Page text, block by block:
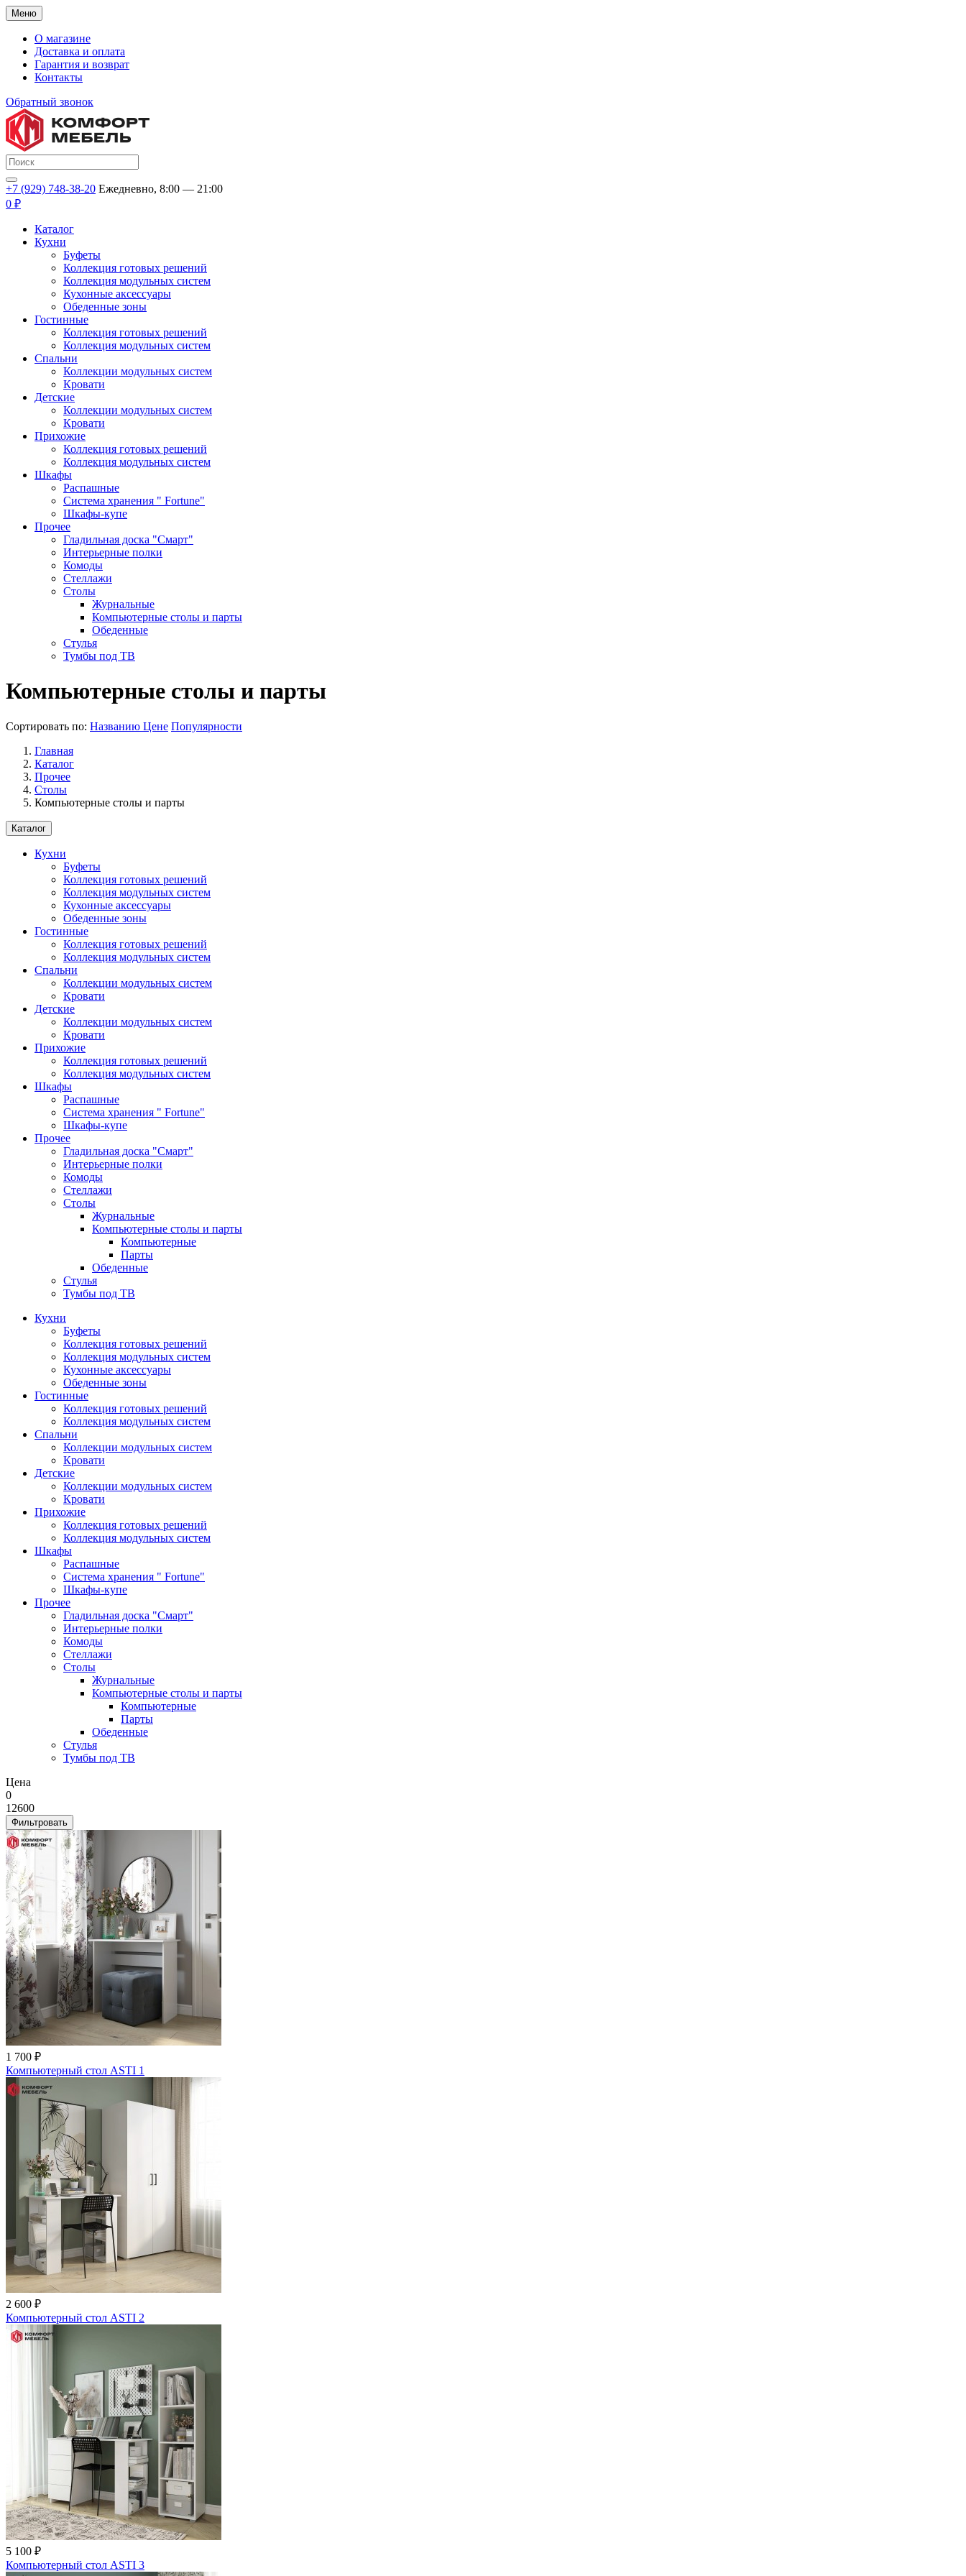
Меню
О магазине
Доставка и оплата
Гарантия и возврат
Контакты
Обратный звонок
+7 (929) 748-38-20 Ежедневно, 8:00 — 21:00
0 ₽
Каталог
Кухни
Буфеты
Коллекция готовых решений
Коллекция модульных систем
Кухонные аксессуары
Обеденные зоны
Гостинные
Коллекция готовых решений
Коллекция модульных систем
Спальни
Коллекции модульных систем
Кровати
Детские
Коллекции модульных систем
Кровати
Прихожие
Коллекция готовых решений
Коллекция модульных систем
Шкафы
Распашные
Система хранения " Fortune"
Шкафы-купе
Прочее
Гладильная доска "Смарт"
Интерьерные полки
Комоды
Стеллажи
Столы
Журнальные
Компьютерные столы и парты
Обеденные
Стулья
Тумбы под ТВ
Компьютерные столы и парты
Сортировать по: Названию Цене Популярности
Главная
Каталог
Прочее
Столы
Компьютерные столы и парты
Каталог
Кухни
Буфеты
Коллекция готовых решений
Коллекция модульных систем
Кухонные аксессуары
Обеденные зоны
Гостинные
Коллекция готовых решений
Коллекция модульных систем
Спальни
Коллекции модульных систем
Кровати
Детские
Коллекции модульных систем
Кровати
Прихожие
Коллекция готовых решений
Коллекция модульных систем
Шкафы
Распашные
Система хранения " Fortune"
Шкафы-купе
Прочее
Гладильная доска "Смарт"
Интерьерные полки
Комоды
Стеллажи
Столы
Журнальные
Компьютерные столы и парты
Компьютерные
Парты
Обеденные
Стулья
Тумбы под ТВ
Кухни
Буфеты
Коллекция готовых решений
Коллекция модульных систем
Кухонные аксессуары
Обеденные зоны
Гостинные
Коллекция готовых решений
Коллекция модульных систем
Спальни
Коллекции модульных систем
Кровати
Детские
Коллекции модульных систем
Кровати
Прихожие
Коллекция готовых решений
Коллекция модульных систем
Шкафы
Распашные
Система хранения " Fortune"
Шкафы-купе
Прочее
Гладильная доска "Смарт"
Интерьерные полки
Комоды
Стеллажи
Столы
Журнальные
Компьютерные столы и парты
Компьютерные
Парты
Обеденные
Стулья
Тумбы под ТВ
Цена
0
12600
Фильтровать
1 700 ₽
Компьютерный стол ASTI 1
2 600 ₽
Компьютерный стол ASTI 2
5 100 ₽
Компьютерный стол ASTI 3